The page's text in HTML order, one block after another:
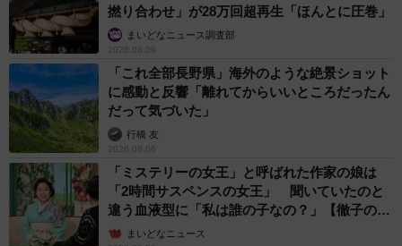
撚り合わせ」が28万回超再生「ほんとに圧巻」
まいどなニュース調査部
2026.08.06
「これ全部長野県」海外のような絶景ショット
に感動と反響「離れてからいいところだったん
だって気づいた」
行橋 友
2026.08.06
「ミステリーの女王」と呼ばれた作家の娘は
「2時間サスペンスの女王」 聞いていたのと
違う血液型に「私は誰の子なの？」【徹子の部
屋】まいどなニュース